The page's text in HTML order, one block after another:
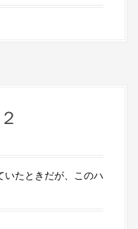
いたときだが、このハ